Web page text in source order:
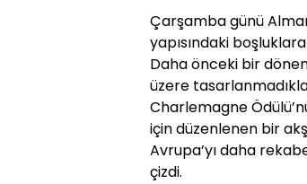
Çarşamba günü
yapısındaki
Daha önceki bir
üzere
Charlemagne
için düzenlenen bir
Avrupa’yı daha
çizdi.